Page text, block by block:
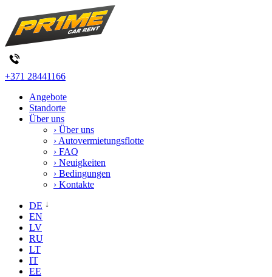
+371 28441166
Angebote
Standorte
Über uns
› Über uns
› Autovermietungsflotte
› FAQ
› Neuigkeiten
› Bedingungen
› Kontakte
DE
EN
LV
RU
LT
IT
EE